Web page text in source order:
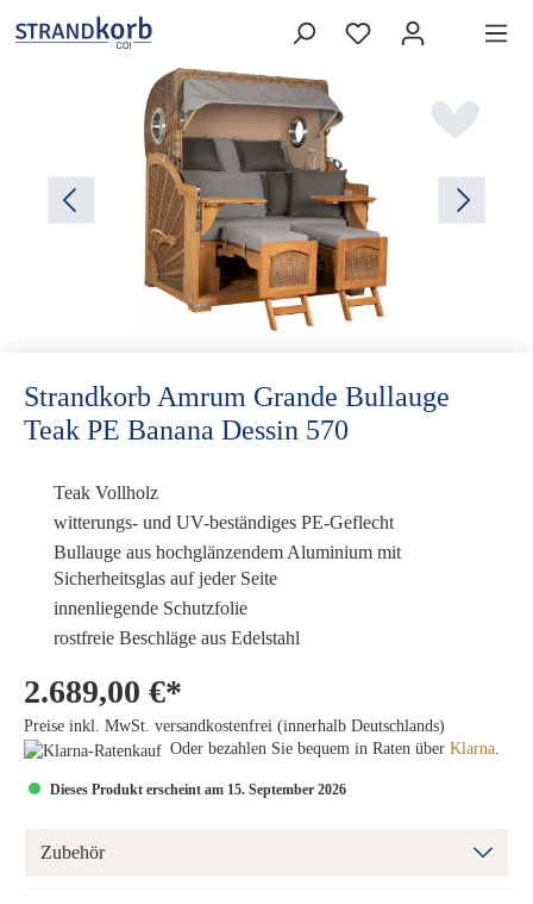
Strandkorb Amrum Grande Bullauge
Teak PE Banana Dessin 570
Teak Vollholz
witterungs- und UV-beständiges PE-Geflecht
Bullauge aus hochglänzendem Aluminium mit
Sicherheitsglas auf jeder Seite
innenliegende Schutzfolie
rostfreie Beschläge aus Edelstahl
2.689,00 €*
Preise inkl. MwSt. versandkostenfrei (innerhalb Deutschlands)
Oder bezahlen Sie bequem in Raten über Klarna.
Dieses Produkt erscheint am 15. September 2026
Zubehör